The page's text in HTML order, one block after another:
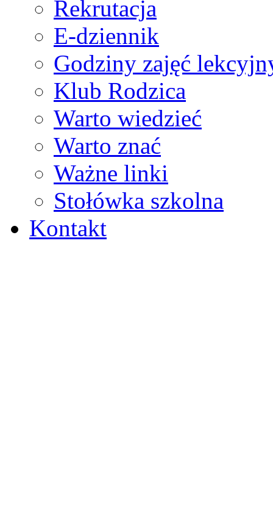
Rekrutacja
E-dziennik
Godziny zajęć
Klub Rodzica
Warto wiedzieć
Warto znać
Ważne linki
Stołówka szkolna
Kontakt